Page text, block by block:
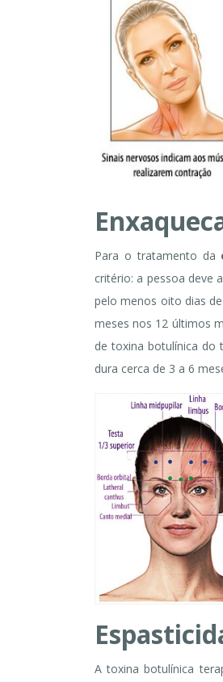
Para o tratamento da
critério: a pessoa deve
pelo menos oito dias
meses nos 12 últimos
de toxina botulínica do
dura cerca de 3 a 6
A toxina botulínica